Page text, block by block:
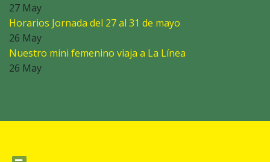
27 May
Horarios Jornada del 27 al 31 de mayo
26 May
Nuestro mini femenino viaja a La Línea
26 May